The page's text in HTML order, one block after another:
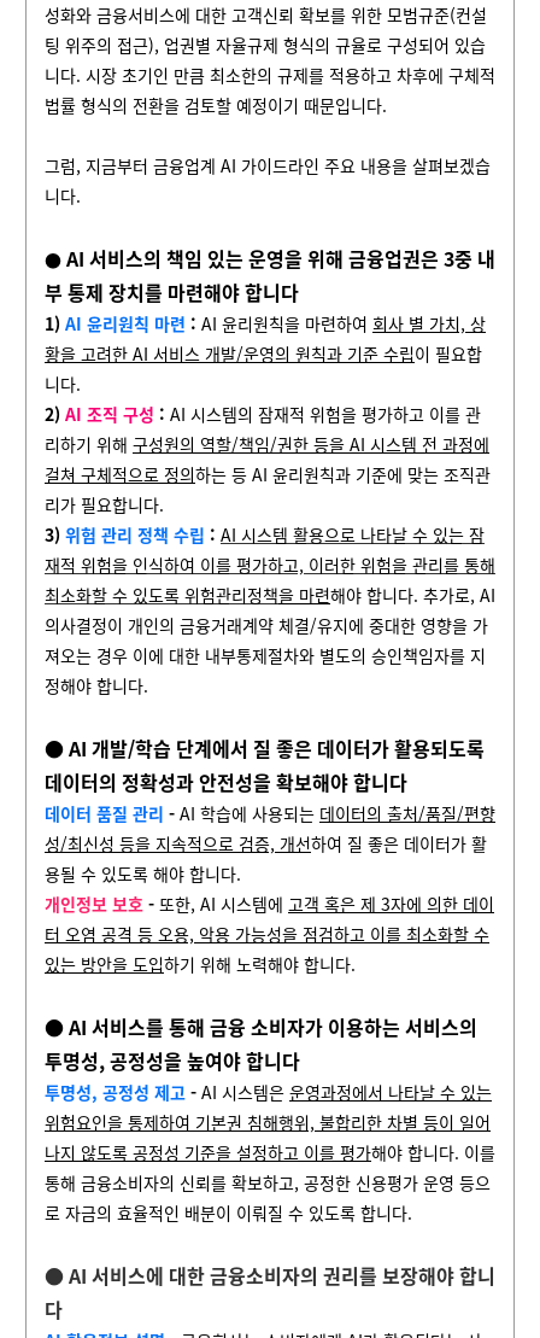
성화와 금융서비스에 대한 고객신뢰 확보를 위한 모범규준(컨설
팅 위주의 접근), 업권별 자율규제 형식의 규율로 구성되어 있습
니다. 시장 초기인 만큼 최소한의 규제를 적용하고 차후에 구체적
법률 형식의 전환을 검토할 예정이기 때문입니다.
그럼, 지금부터 금융업계 AI 가이드라인 주요 내용을 살펴보겠습
니다.
● AI 서비스의 책임 있는 운영을 위해 금융업권은 3중 내
부 통제 장치를 마련해야 합니다
1) AI 윤리원칙 마련 : AI 윤리원칙을 마련하여 회사 별 가치, 상
황을 고려한 AI 서비스 개발/운영의 원칙과 기준 수립이 필요합
니다.
2) AI 조직 구성 : AI 시스템의 잠재적 위험을 평가하고 이를 관
리하기 위해 구성원의 역할/책임/권한 등을 AI 시스템 전 과정에
걸쳐 구체적으로 정의하는 등 AI 윤리원칙과 기준에 맞는 조직관
리가 필요합니다.
3) 위험 관리 정책 수립 : AI 시스템 활용으로 나타날 수 있는 잠
재적 위험을 인식하여 이를 평가하고, 이러한 위험을 관리를 통해
최소화할 수 있도록 위험관리정책을 마련해야 합니다. 추가로, AI
의사결정이 개인의 금융거래계약 체결/유지에 중대한 영향을 가
져오는 경우 이에 대한 내부통제절차와 별도의 승인책임자를 지
정해야 합니다.
●AI 개발/학습 단계에서 질 좋은 데이터가 활용되도록
데이터의 정확성과 안전성을 확보해야 합니다
데이터 품질 관리 - AI 학습에 사용되는 데이터의 출처/품질/편향
성/최신성 등을 지속적으로 검증, 개선하여 질 좋은 데이터가 활
용될 수 있도록 해야 합니다.
개인정보 보호 - 또한, AI 시스템에 고객 혹은 제 3자에 의한 데이
터 오염 공격 등 오용, 악용 가능성을 점검하고 이를 최소화할 수
있는 방안을 도입하기 위해 노력해야 합니다.
●AI 서비스를 통해 금융 소비자가 이용하는 서비스의
투명성, 공정성을 높여야 합니다
투명성, 공정성 제고 - AI 시스템은 운영과정에서 나타날 수 있는
위험요인을 통제하여 기본권 침해행위, 불합리한 차별 등이 일어
나지 않도록 공정성 기준을 설정하고 이를 평가해야 합니다. 이를
통해 금융소비자의 신뢰를 확보하고, 공정한 신용평가 운영 등으
로 자금의 효율적인 배분이 이뤄질 수 있도록 합니다.
● AI 서비스에 대한 금융소비자의 권리를 보장해야 합니
다